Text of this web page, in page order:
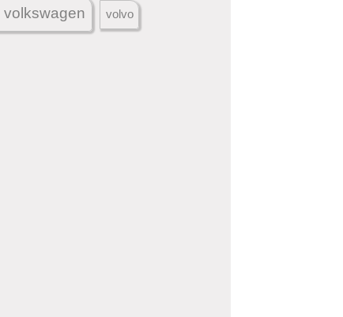
volkswagen volvo